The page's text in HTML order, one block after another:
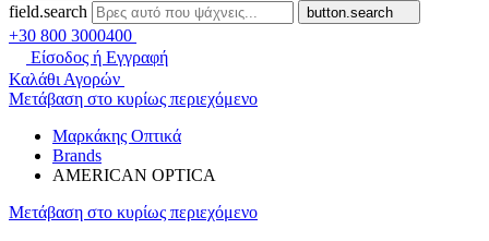
field.search button.search
+30 800 3000400
Είσοδος ή Εγγραφή
Καλάθι Αγορών
Μετάβαση στο κυρίως περιεχόμενο
Μαρκάκης Οπτικά
Brands
AMERICAN OPTICA
Μετάβαση στο κυρίως περιεχόμενο